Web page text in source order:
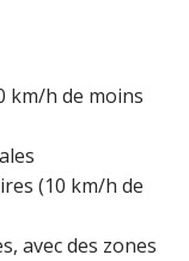
km/h de moins
(10 km/h de
avec des zones